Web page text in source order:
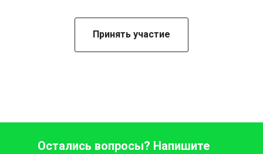
Принять участие
Остались вопросы? Напишите